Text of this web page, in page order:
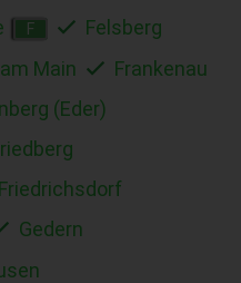
F
Felsberg
Main
Frankenau
(Eder)
Friedrichsdorf
Gedern